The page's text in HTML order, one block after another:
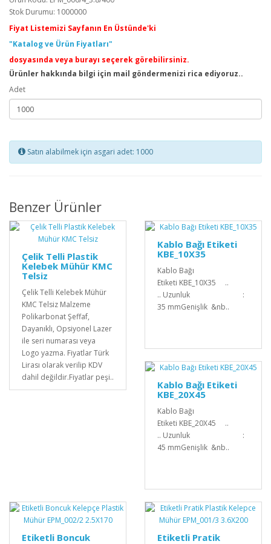
Stok Durumu: 1000000
Fiyat Listemizi Sayfanın En Üstünde'ki
"Katalog ve Ürün Fiyatları"
dosyasında veya burayı seçerek görebilirsiniz.
Ürünler hakkında bilgi için mail göndermenizi rica ediyoruz..
Adet
Satın alabilmek için asgari adet: 1000
Benzer Ürünler
Çelik Telli Plastik
Kelebek Mühür KMC
Telsiz
Çelik Telli Kelebek Mühür
KMC Telsiz Malzeme
Polikarbonat Şeffaf,
Dayanıklı, Opsiyonel Lazer
ile seri numarası veya
Logo yazma. Fiyatlar Türk
Lirası olarak verilip KDV
dahil değildir.Fiyatlar peşi..
Kablo Bağı Etiketi
KBE_10X35
Kablo Bağı
Etiketi KBE_10X35 ..
.. Uzunluk :
35 mmGenişlik &nb..
Kablo Bağı Etiketi
KBE_20X45
Kablo Bağı
Etiketi KBE_20X45 ..
.. Uzunluk :
45 mmGenişlik &nb..
Etiketli Boncuk
Etiketli Pratik